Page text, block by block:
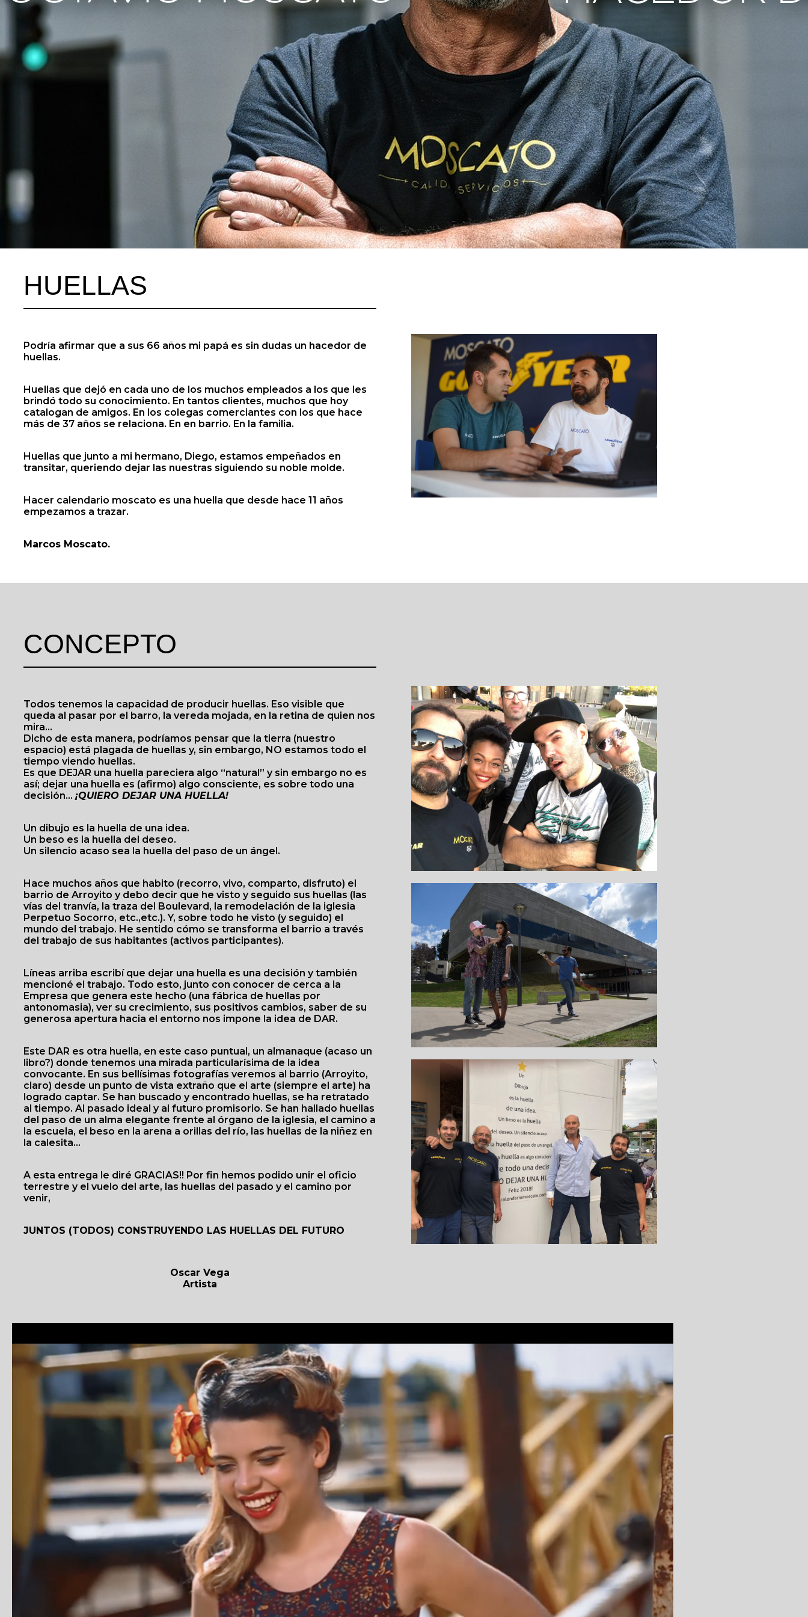
HUELLAS
Podría afirmar que a sus 66 años mi papá es sin dudas un hacedor de
huellas.
Huellas que dejó en cada uno de los muchos empleados a los que les
brindó todo su conocimiento. En tantos clientes, muchos que hoy
catalogan de amigos. En los colegas comerciantes con los que hace
más de 37 años se relaciona. En en barrio. En la familia.
Huellas que junto a mi hermano, Diego, estamos empeñados en
transitar, queriendo dejar las nuestras siguiendo su noble molde.
Hacer calendario moscato es una huella que desde hace 11 años
empezamos a trazar.
Marcos Moscato.
CONCEPTO
Todos tenemos la capacidad de producir huellas. Eso visible que
queda al pasar por el barro, la vereda mojada, en la retina de quien nos
mira…
Dicho de esta manera, podríamos pensar que la tierra (nuestro
espacio) está plagada de huellas y, sin embargo, NO estamos todo el
tiempo viendo huellas.
Es que DEJAR una huella pareciera algo “natural” y sin embargo no es
así; dejar una huella es (afirmo) algo consciente, es sobre todo una
decisión… ¡QUIERO DEJAR UNA HUELLA!
Un dibujo es la huella de una idea.
Un beso es la huella del deseo.
Un silencio acaso sea la huella del paso de un ángel.
Hace muchos años que habito (recorro, vivo, comparto, disfruto) el
barrio de Arroyito y debo decir que he visto y seguido sus huellas (las
vías del tranvía, la traza del Boulevard, la remodelación de la iglesia
Perpetuo Socorro, etc.,etc.). Y, sobre todo he visto (y seguido) el
mundo del trabajo. He sentido cómo se transforma el barrio a través
del trabajo de sus habitantes (activos participantes).
Líneas arriba escribí que dejar una huella es una decisión y también
mencioné el trabajo. Todo esto, junto con conocer de cerca a la
Empresa que genera este hecho (una fábrica de huellas por
antonomasia), ver su crecimiento, sus positivos cambios, saber de su
generosa apertura hacia el entorno nos impone la idea de DAR.
Este DAR es otra huella, en este caso puntual, un almanaque (acaso un
libro?) donde tenemos una mirada particularísima de la idea
convocante. En sus bellísimas fotografías veremos al barrio (Arroyito,
claro) desde un punto de vista extraño que el arte (siempre el arte) ha
logrado captar. Se han buscado y encontrado huellas, se ha retratado
al tiempo. Al pasado ideal y al futuro promisorio. Se han hallado huellas
del paso de un alma elegante frente al órgano de la iglesia, el camino a
la escuela, el beso en la arena a orillas del río, las huellas de la niñez en
la calesita…
A esta entrega le diré GRACIAS!! Por fin hemos podido unir el oficio
terrestre y el vuelo del arte, las huellas del pasado y el camino por
venir,
JUNTOS (TODOS) CONSTRUYENDO LAS HUELLAS DEL FUTURO
Oscar Vega
Artista